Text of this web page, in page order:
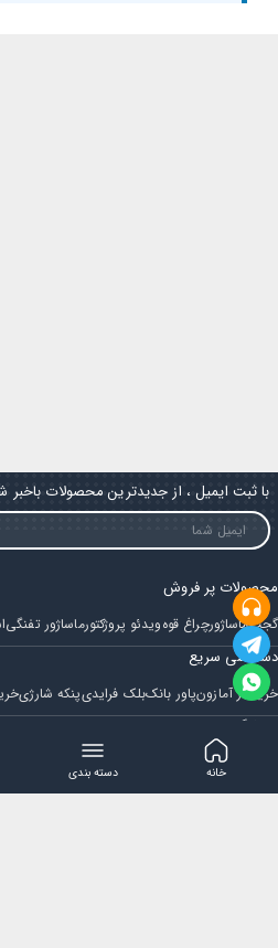
با ثبت ایمیل ، از جدیدترین محصولات باخبر
محصولات پر فروش
گجتماساژورچراغ قوهویدئو پروژکتورماساژور تفنگی
دسترسی سریع
خرید از آمازونپاور بانکبلک فرایدیپنکه شارژی
فروشگاه
مجله ایران بابا قوانین و مقررات
تماس با ایران بابا
دسته بندی خانه